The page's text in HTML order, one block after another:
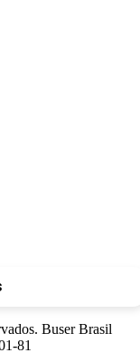
Buser Brasil
81